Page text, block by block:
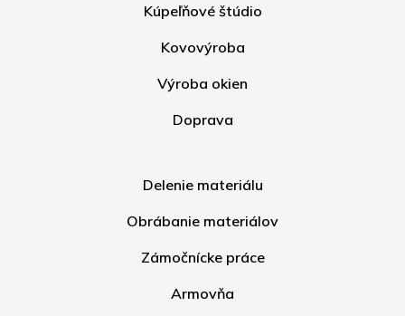
Kúpeľňové štúdio
Kovovýroba
Výroba okien
Doprava
Delenie materiálu
Obrábanie materiálov
Zámočnícke práce
Armovňa